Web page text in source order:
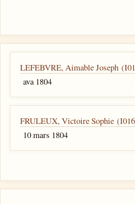
LEFEBVRE, Aimable Joseph
ava 1804
FRULEUX, Victoire Sophie
10 mars 1804